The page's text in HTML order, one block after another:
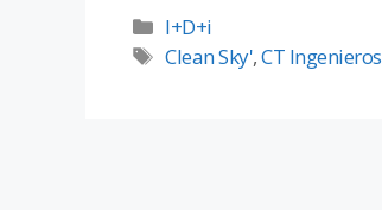
I+D+i
Clean Sky',CT Ingenieros